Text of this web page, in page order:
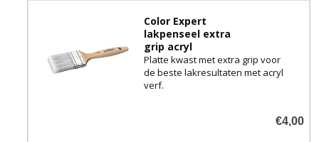
Color Expert
lakpenseel extra
grip acryl
Platte kwast met extra grip voor
de beste lakresultaten met acryl
verf.
€4,00